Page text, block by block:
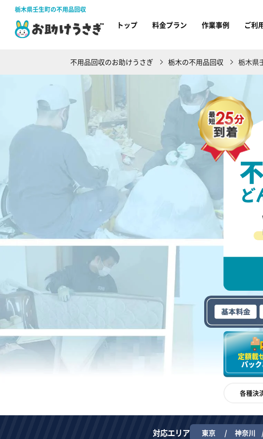
栃木県壬生町の不用品回収
トップ 料金プラン 作業事例 ご利
不用品回収のお助けうさぎ 栃木の不用品回収 栃木県
ど
定額載
パッ
各種決
対応エリア 東京 神奈川